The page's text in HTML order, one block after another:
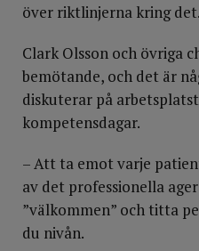
över riktlinjerna kring det.
Clark Olsson och övriga
bemötande, och det är
diskuterar på
kompetensdagar.
– Att ta emot varje
av det professionella
”välkommen” och titta
du nivån.